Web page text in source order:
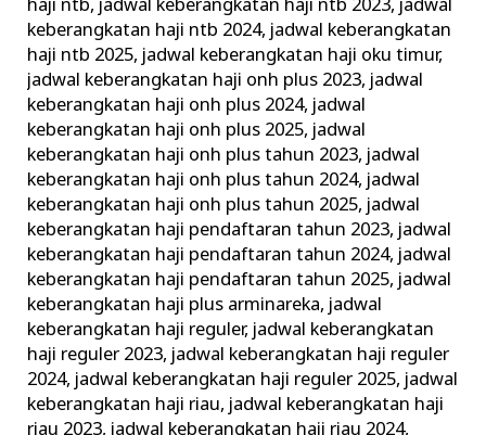
haji ntb, jadwal keberangkatan haji ntb 2023, jadwal
keberangkatan haji ntb 2024, jadwal keberangkatan
haji ntb 2025, jadwal keberangkatan haji oku timur,
jadwal keberangkatan haji onh plus 2023, jadwal
keberangkatan haji onh plus 2024, jadwal
keberangkatan haji onh plus 2025, jadwal
keberangkatan haji onh plus tahun 2023, jadwal
keberangkatan haji onh plus tahun 2024, jadwal
keberangkatan haji onh plus tahun 2025, jadwal
keberangkatan haji pendaftaran tahun 2023, jadwal
keberangkatan haji pendaftaran tahun 2024, jadwal
keberangkatan haji pendaftaran tahun 2025, jadwal
keberangkatan haji plus arminareka, jadwal
keberangkatan haji reguler, jadwal keberangkatan
haji reguler 2023, jadwal keberangkatan haji reguler
2024, jadwal keberangkatan haji reguler 2025, jadwal
keberangkatan haji riau, jadwal keberangkatan haji